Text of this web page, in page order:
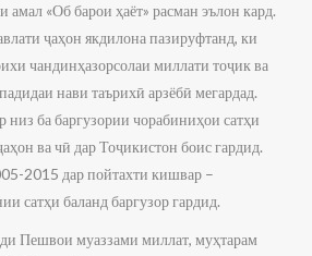
амал «Об барои ҳаёт» расман эълон кард.
ҷаҳон якдилона пазируфтанд, ки
чандинҳазорсолаи миллати тоҷик ва
нави таърихӣ арзёбӣ мегардад.
низ ба баргузории чорабиниҳои сатҳи
ва чӣ дар Тоҷикистон боис гардид.
2015 дар пойтахти кишвар –
сатҳи баланд баргузор гардид.
Пешвои муаззами миллат, муҳтарам